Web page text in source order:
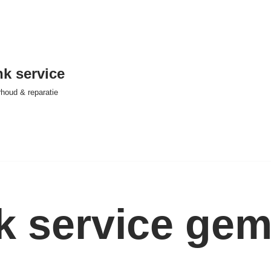
service
& reparatie
service